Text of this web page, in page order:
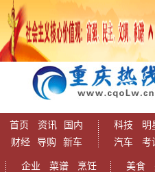
首页 资讯
国内
财经
导购 新车
科技 明
汽车
考
企业 菜谱
烹饪
美食